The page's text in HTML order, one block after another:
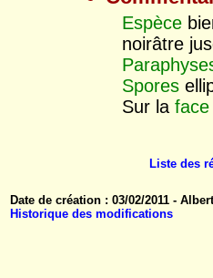
Espèce
noirâtre
Spores
Sur laface
Liste des
Date de création : 03/02/2011 -
Historique des modifications